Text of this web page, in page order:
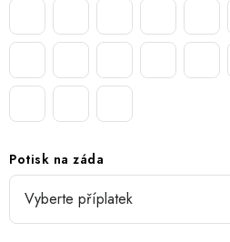
Potisk na záda